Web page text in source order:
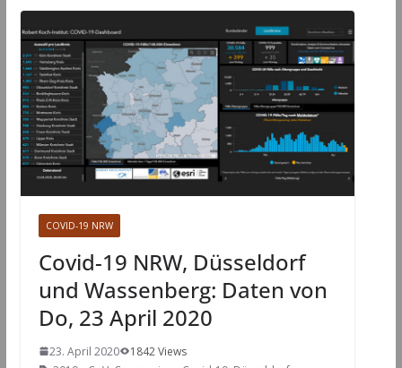
COVID-19 NRW
Covid-19 NRW, Düsseldorf
und Wassenberg: Daten von
Do, 23 April 2020
23. April 2020
1842 Views